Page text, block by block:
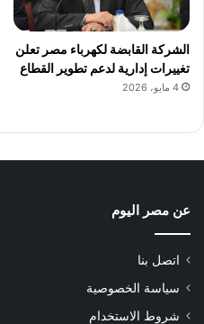
الشركة القابضة لكهرباء مصر تعلن
تغييرات إدارية لدعم تطوير القطاع
4 مايو، 2026
عن مصر اليوم
اتصل بنا
سياسة الخصوصية
شروط الاستخدام